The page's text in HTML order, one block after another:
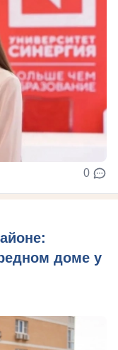
0
доме у